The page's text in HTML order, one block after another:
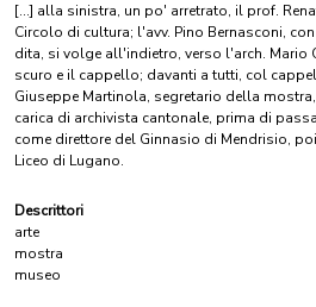
[...] alla sinistra, un po' arretrato, il prof.
Circolo di cultura; l'avv. Pino Bernasconi,
dita, si volge all'indietro, verso l'arch. Mario
scuro e il cappello; davanti a tutti, col
Giuseppe Martinola, segretario della
carica di archivista cantonale, prima di
come direttore del Ginnasio di Mendrisio,
Liceo di Lugano.
Descrittori
arte
mostra
museo